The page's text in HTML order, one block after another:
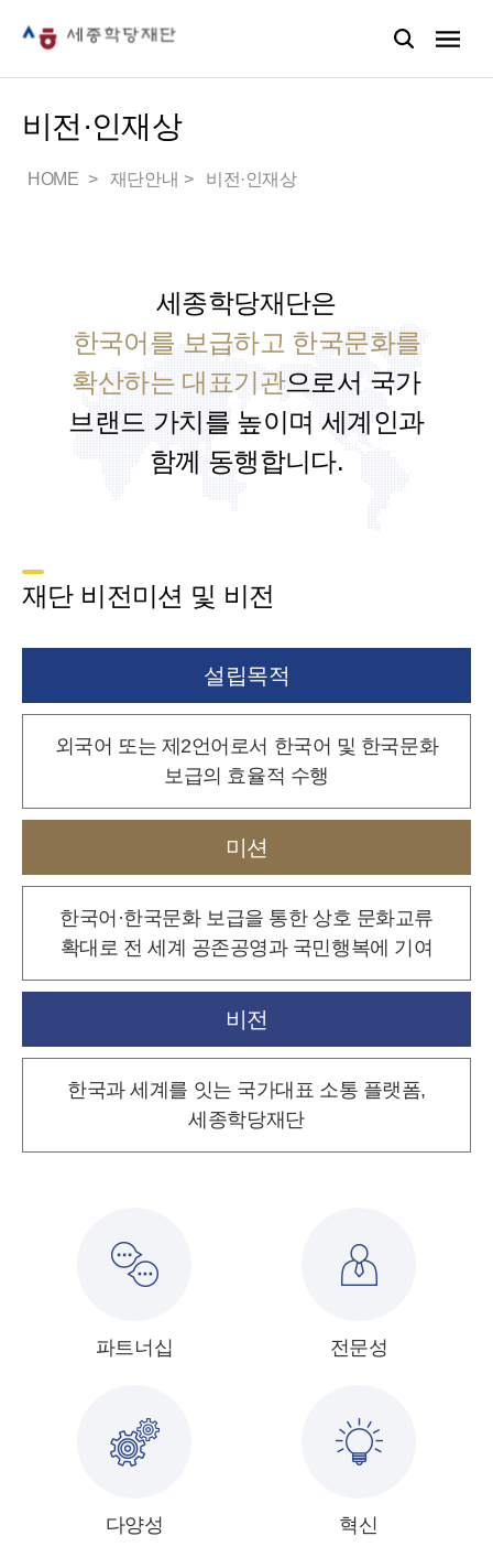
비전·인재상
HOME 재단안내 비전·인재상
세종학당재단은
한국어를 보급하고 한국문화를
확산하는 대표기관으로서 국가
브랜드 가치를 높이며 세계인과
함께 동행합니다.
재단 비전미션 및 비전
설립목적
외국어 또는 제2언어로서 한국어 및 한국문화
보급의 효율적 수행
미션
한국어·한국문화 보급을 통한 상호 문화교류
확대로 전 세계 공존공영과 국민행복에 기여
비전
한국과 세계를 잇는 국가대표 소통 플랫폼,
세종학당재단
파트너십 전문성
다양성 혁신